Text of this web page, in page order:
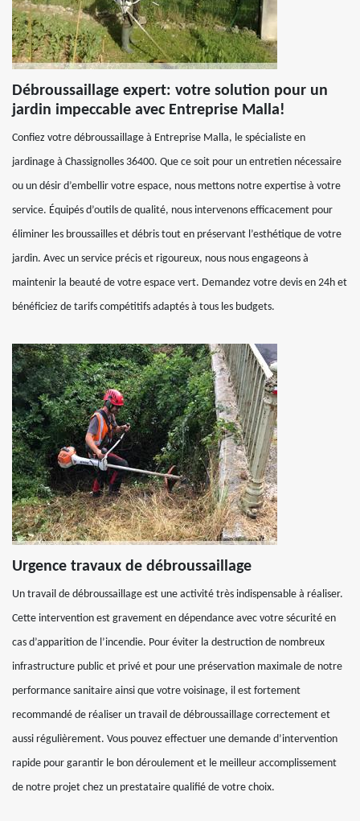
Débroussaillage expert: votre solution pour un
jardin impeccable avec Entreprise Malla!
Confiez votre débroussaillage à Entreprise Malla, le spécialiste en
jardinage à Chassignolles 36400. Que ce soit pour un entretien nécessaire
ou un désir d’embellir votre espace, nous mettons notre expertise à votre
service. Équipés d’outils de qualité, nous intervenons efficacement pour
éliminer les broussailles et débris tout en préservant l’esthétique de votre
jardin. Avec un service précis et rigoureux, nous nous engageons à
maintenir la beauté de votre espace vert. Demandez votre devis en 24h et
bénéficiez de tarifs compétitifs adaptés à tous les budgets.
Urgence travaux de débroussaillage
Un travail de débroussaillage est une activité très indispensable à réaliser.
Cette intervention est gravement en dépendance avec votre sécurité en
cas d’apparition de l’incendie. Pour éviter la destruction de nombreux
infrastructure public et privé et pour une préservation maximale de notre
performance sanitaire ainsi que votre voisinage, il est fortement
recommandé de réaliser un travail de débroussaillage correctement et
aussi régulièrement. Vous pouvez effectuer une demande d’intervention
rapide pour garantir le bon déroulement et le meilleur accomplissement
de notre projet chez un prestataire qualifié de votre choix.